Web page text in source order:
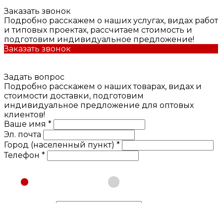
Заказать звонок
Подробно расскажем о наших услугах, видах работ
и типовых проектах, рассчитаем стоимость и
подготовим индивидуальное предложение!
Заказать звонок
Задать вопрос
Подробно расскажем о наших товарах, видах и
стоимости доставки, подготовим
индивидуальное предложение для оптовых
клиентов!
Ваше имя *
Эл. почта
Город (населенный пункт) *
Телефон *
Юридическое лицо